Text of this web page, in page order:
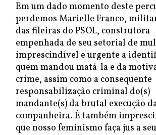
Em um dado momento deste
perdemos Marielle Franco,
das fileiras do PSOL, construtora
empenhada de seu setorial de
imprescindível e urgente a
quem mandou matá-la e da
crime, assim como a consequente
responsabilização criminal do(s)
mandante(s) da brutal execução
companheira. É também
que nosso feminismo faça jus a